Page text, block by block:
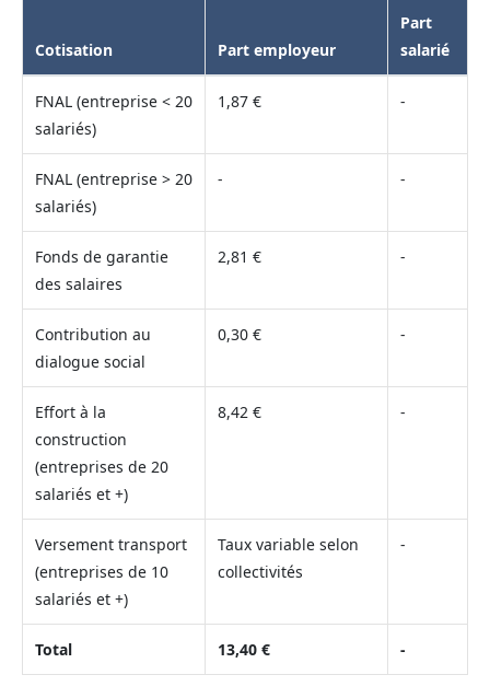
Cotisation Part employeur
Part
salarié
FNAL (entreprise < 20
salariés)
1,87 € -
FNAL (entreprise > 20
salariés)
- -
Fonds de garantie
des salaires
2,81 € -
Contribution au
dialogue social
0,30 € -
Effort à la
construction
(entreprises de 20
salariés et +)
8,42 € -
Versement transport
(entreprises de 10
salariés et +)
Taux variable selon
collectivités
-
Total 13,40 € -